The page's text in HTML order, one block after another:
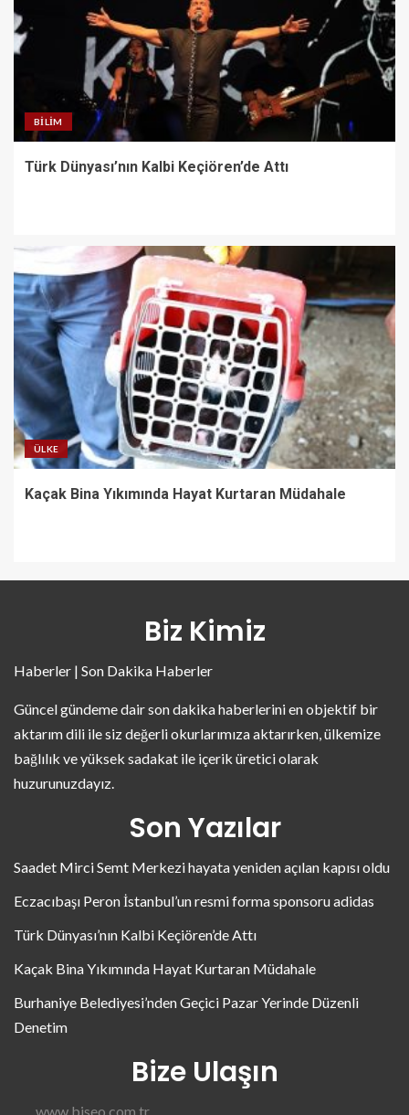
BILIM
Türk Dünyası’nın Kalbi Keçiören’de Attı
ÜLKE
Kaçak Bina Yıkımında Hayat Kurtaran Müdahale
Biz Kimiz
Haberler | Son Dakika Haberler
Güncel gündeme dair son dakika haberlerini en objektif bir
aktarım dili ile siz değerli okurlarımıza aktarırken, ülkemize
bağlılık ve yüksek sadakat ile içerik üretici olarak
huzurunuzdayız.
Son Yazılar
Saadet Mirci Semt Merkezi hayata yeniden açılan kapısı oldu
Eczacıbaşı Peron İstanbul’un resmi forma sponsoru adidas
Türk Dünyası’nın Kalbi Keçiören’de Attı
Kaçak Bina Yıkımında Hayat Kurtaran Müdahale
Burhaniye Belediyesi’nden Geçici Pazar Yerinde Düzenli
Denetim
Bize Ulaşın
www.biseo.com.tr